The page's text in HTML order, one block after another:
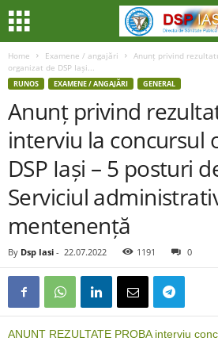
Home Examene / angajări
Anunț privind
organizat de DSP Iași...
RUNOS EXAMENE / ANGAJĂRI GENERAL
Anunț privind
interviu la concursul
DSP Iași – 5 posturi
Serviciul
mentenență
By Dsp Iasi - 22.07.2022 1191 0
ANUNT REZULTATE PROBA interviu